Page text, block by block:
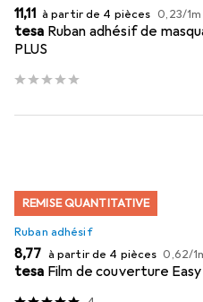
EUR
11,11 à partir de 4 pièces EUR
0,23/1m
tesa Ruban adhésif de
PLUS
REMISE QUANTITATIVE
Ruban adhésif
EUR
8,77 à partir de 4 pièces EUR
0,62/
tesa Film de couverture